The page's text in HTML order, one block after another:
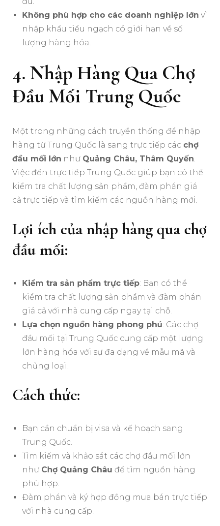
Không phù hợp cho các doanh nghiệp lớn vì
nhập khẩu tiểu ngạch có giới hạn về số
lượng hàng hóa.
4. Nhập Hàng Qua Chợ
Đầu Mối Trung Quốc
Một trong những cách truyền thống để nhập
hàng từ Trung Quốc là sang trực tiếp các chợ
đầu mối lớn như Quảng Châu, Thâm Quyến
Việc đến trực tiếp Trung Quốc giúp bạn có thể
kiểm tra chất lượng sản phẩm, đàm phán giá
cả trực tiếp và tìm kiếm các nguồn hàng mới.
Lợi ích của nhập hàng qua chợ
đầu mối:
Kiểm tra sản phẩm trực tiếp: Bạn có thể
kiểm tra chất lượng sản phẩm và đàm phán
giá cả với nhà cung cấp ngay tại chỗ.
Lựa chọn nguồn hàng phong phú: Các chợ
đầu mối tại Trung Quốc cung cấp một lượng
lớn hàng hóa với sự đa dạng về mẫu mã và
chủng loại.
Cách thức:
Bạn cần chuẩn bị visa và kế hoạch sang
Trung Quốc.
Tìm kiếm và khảo sát các chợ đầu mối lớn
như Chợ Quảng Châu để tìm nguồn hàng
phù hợp.
Đàm phán và ký hợp đồng mua bán trực tiếp
với nhà cung cấp.